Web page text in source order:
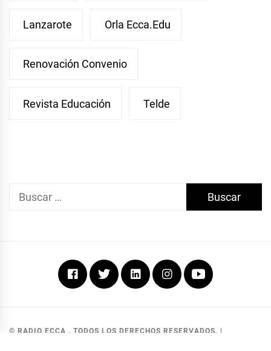
Lanzarote Orla Ecca.edu
Renovación Convenio
Revista Educación Telde
Buscar:
FacebookTwitterLinkedinInstagramYoutube
© RADIO ECCA . TODOS LOS DERECHOS RESERVADOS. |